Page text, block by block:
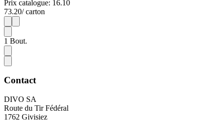
Prix catalogue: 16.10
73.20/ carton
1
1 Bout.
Contact
DIVO SA
Route du Tir Fédéral
1762 Givisiez